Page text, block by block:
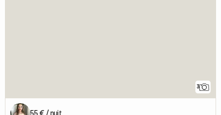
3
55 € / nuit